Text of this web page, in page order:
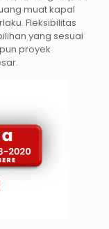
muat kapal
Fleksibilitas
yang sesuai
proyek